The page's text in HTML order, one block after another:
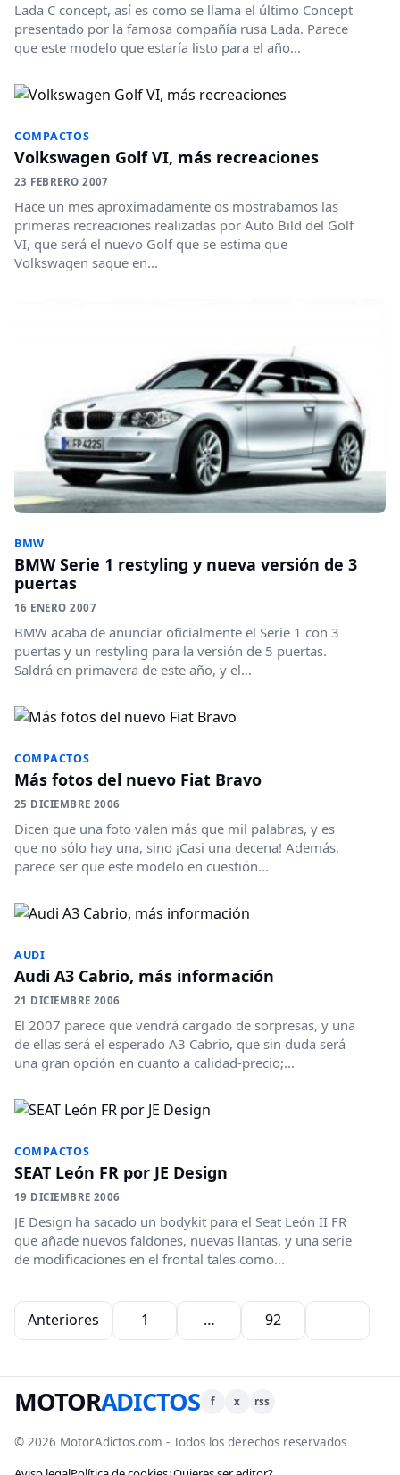
Lada C concept, así es como se llama el último Concept
presentado por la famosa compañía rusa Lada. Parece
que este modelo que estaría listo para el año...
COMPACTOS
Volkswagen Golf VI, más recreaciones
23 FEBRERO 2007
Hace un mes aproximadamente os mostrabamos las
primeras recreaciones realizadas por Auto Bild del Golf
VI, que será el nuevo Golf que se estima que
Volkswagen saque en...
BMW
BMW Serie 1 restyling y nueva versión de 3
puertas
16 ENERO 2007
BMW acaba de anunciar oficialmente el Serie 1 con 3
puertas y un restyling para la versión de 5 puertas.
Saldrá en primavera de este año, y el...
COMPACTOS
Más fotos del nuevo Fiat Bravo
25 DICIEMBRE 2006
Dicen que una foto valen más que mil palabras, y es
que no sólo hay una, sino ¡Casi una decena! Además,
parece ser que este modelo en cuestión...
AUDI
Audi A3 Cabrio, más información
21 DICIEMBRE 2006
El 2007 parece que vendrá cargado de sorpresas, y una
de ellas será el esperado A3 Cabrio, que sin duda será
una gran opción en cuanto a calidad-precio;...
COMPACTOS
SEAT León FR por JE Design
19 DICIEMBRE 2006
JE Design ha sacado un bodykit para el Seat León II FR
que añade nuevos faldones, nuevas llantas, y una serie
de modificaciones en el frontal tales como...
Paginación de entradas
Anteriores 1 … 92
MOTORADICTOS f x rss
© 2026 MotorAdictos.com - Todos los derechos reservados